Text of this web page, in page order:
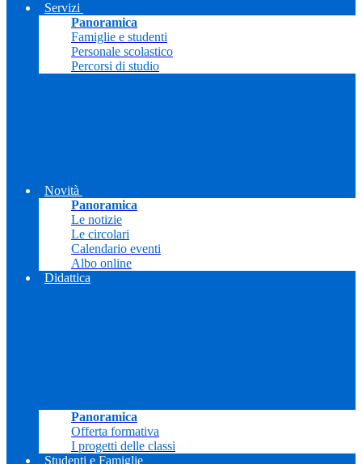
Servizi
Panoramica
Famiglie e studenti
Personale scolastico
Percorsi di studio
Novità
Panoramica
Le notizie
Le circolari
Calendario eventi
Albo online
Didattica
Panoramica
Offerta formativa
I progetti delle classi
Studenti e Famiglie